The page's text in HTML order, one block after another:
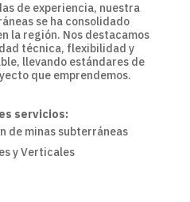
de experiencia, nuestra
se ha consolidado
la región. Nos destacamos
técnica, flexibilidad y
llevando estándares de
que emprendemos.
servicios:
de minas subterráneas
y Verticales